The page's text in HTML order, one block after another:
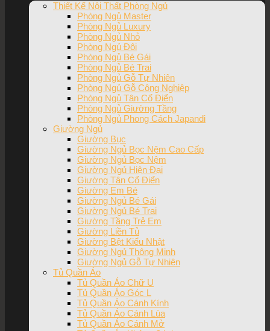
Thiết Kế Nội Thất Phòng Ngủ
Phòng Ngủ Master
Phòng Ngủ Luxury
Phòng Ngủ Nhỏ
Phòng Ngủ Đôi
Phòng Ngủ Bé Gái
Phòng Ngủ Bé Trai
Phòng Ngủ Gỗ Tự Nhiên
Phòng Ngủ Gỗ Công Nghiệp
Phòng Ngủ Tân Cổ Điển
Phòng Ngủ Giường Tầng
Phòng Ngủ Phong Cách Japandi
Giường Ngủ
Giường Bục
Giường Ngủ Bọc Nệm Cao Cấp
Giường Ngủ Bọc Nệm
Giường Ngủ Hiện Đại
Giường Tân Cổ Điển
Giường Em Bé
Giường Ngủ Bé Gái
Giường Ngủ Bé Trai
Giường Tầng Trẻ Em
Giường Liền Tủ
Giường Bệt Kiểu Nhật
Giường Ngủ Thông Minh
Giường Ngủ Gỗ Tự Nhiên
Tủ Quần Áo
Tủ Quần Áo Chữ U
Tủ Quần Áo Góc L
Tủ Quần Áo Cánh Kính
Tủ Quần Áo Cánh Lùa
Tủ Quần Áo Cánh Mở